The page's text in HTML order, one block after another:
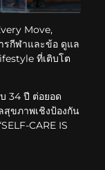
Move,
รกีฬาและข้อ ดูแล
ที่เติบโต
34 ปี ต่อยอด
ขภาพเชิงป้องกัน
CARE IS